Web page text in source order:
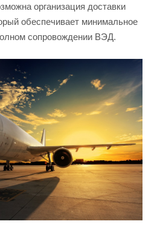
организация доставки
обеспечивает минимальное
сопровождении ВЭД.